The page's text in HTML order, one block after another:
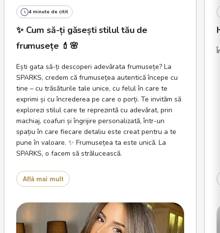
4 minute de citit
✨ Cum să-ți găsești stilul tău de
frumusețe 💄🌸
Ești gata să-ți descoperi adevărata frumusețe? La
SPARKS, credem că frumusețea autentică începe cu
tine – cu trăsăturile tale unice, cu felul în care te
exprimi și cu încrederea pe care o porți. Te invităm să
explorezi stilul care te reprezintă cu adevărat, prin
machiaj, coafuri și îngrijire personalizată, într-un
spațiu în care fiecare detaliu este creat pentru a te
pune în valoare. ✨ Frumusețea ta este unică. La
SPARKS, o facem să strălucească.
Află mai mult